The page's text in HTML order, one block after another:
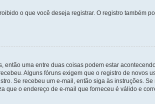
o que você deseja registrar. O registro também
uma entre duas coisas podem estar
Alguns fóruns exigem que o registro de novos
Se recebeu um e-mail, então siga às instruções.
que o endereço de e-mail que forneceu é válido e